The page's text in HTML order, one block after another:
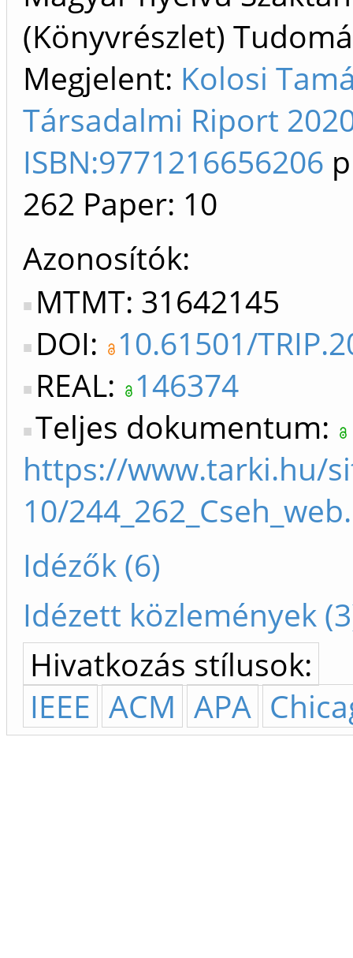
(Könyvrészlet)
Megjelent: Kolosi
Társadalmi Riport
ISBN:9771216656206
262 Paper: 10
Azonosítók
MTMT: 31642145
DOI: 10.61501/
REAL: 146374
Teljes dokumentum:
https://www.tarki.hu/
10/
Idézők (6)
Idézett közlemények
Hivatkozás stílusok:
IEEE ACM APA